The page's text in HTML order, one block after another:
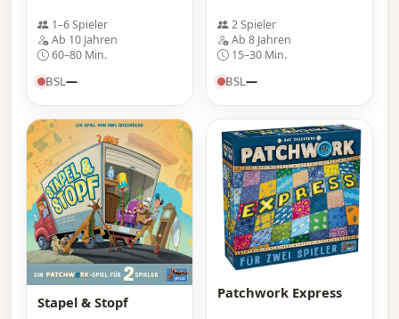
1–6 Spieler
Ab 10 Jahren
60–80 Min.
BSL—
2 Spieler
Ab 8 Jahren
15–30 Min.
BSL—
Stapel & Stopf
Patchwork Express